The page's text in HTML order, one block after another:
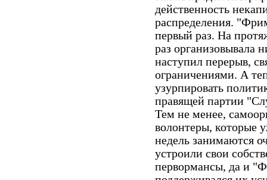
действенность
распределения.
первый раз. На
раз организовывала
наступил перерыв,
ограничениями. А
узурпировать
правящей партии
Тем не менее,
волонтеры, которые
недель занимаются
устроили свои
первормансы, да и